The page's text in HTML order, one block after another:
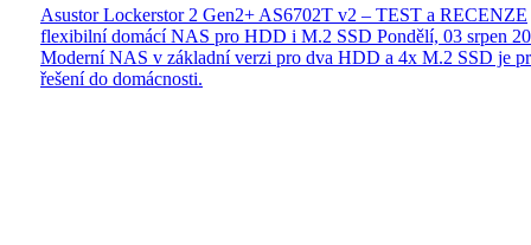
Asustor Lockerstor 2 Gen2+ AS6702T v2 – TEST a RECENZE
flexibilní domácí NAS pro HDD i M.2 SSD Pondělí, 03 srpen
Moderní NAS v základní verzi pro dva HDD a 4x M.2 SSD je
řešení do domácnosti.